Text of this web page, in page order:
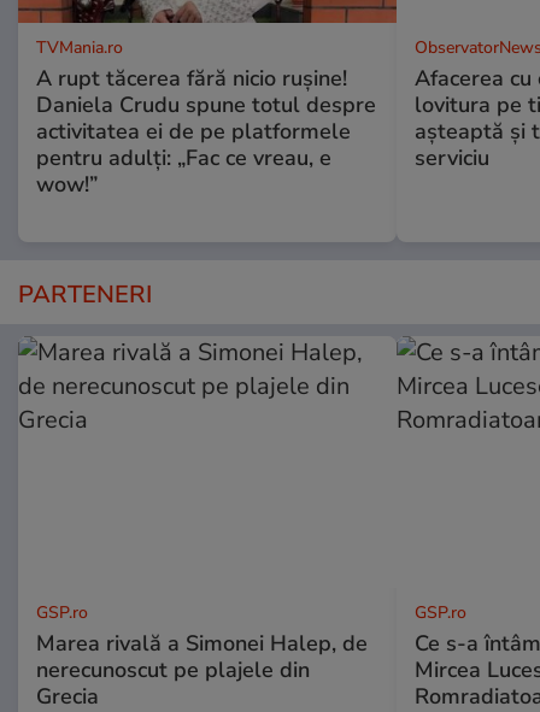
TVMania.ro
A rupt tăcerea fără nicio rușine!
Daniela Crudu spune totul despre
activitatea ei de pe platformele
pentru adulți: „Fac ce vreau, e
wow!”
Afacerea
lovitura pe
aşteaptă şi
serviciu
PARTENERI
GSP.ro
Marea rivală a Simonei Halep, de
nerecunoscut pe plajele din
Grecia
GSP.ro
Ce s-a
Mircea